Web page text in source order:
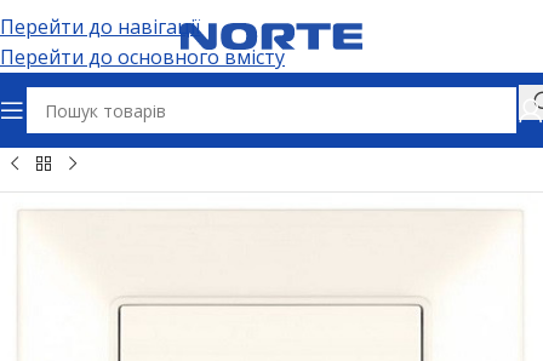
Перейти до навігації
Перейти до основного вмісту
Вимикачі та дімери Прохідні вимикачі